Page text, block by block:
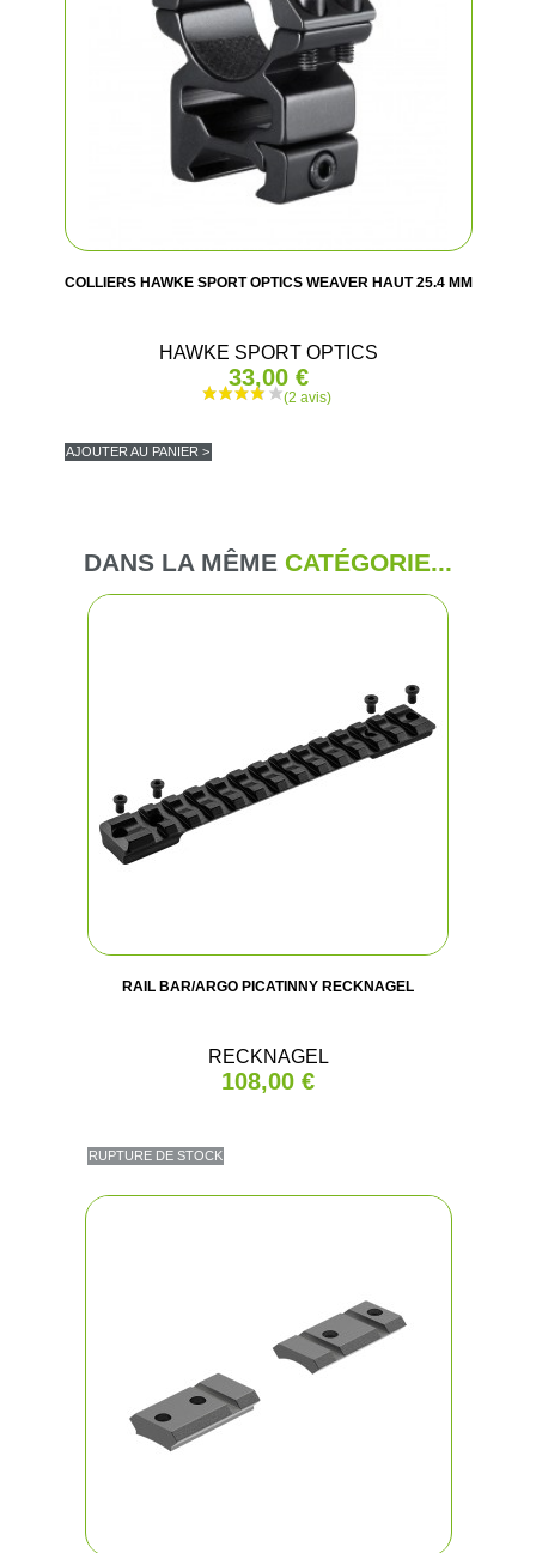
COLLIERS HAWKE SPORT OPTICS WEAVER HAUT 25.4 MM
HAWKE SPORT OPTICS
33,00 €
AJOUTER AU PANIER >
DANS LA MÊME CATÉGORIE...
RAIL BAR/ARGO PICATINNY RECKNAGEL
RECKNAGEL
108,00 €
RUPTURE DE STOCK